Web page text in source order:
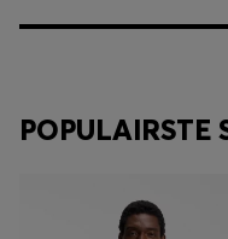
POPULAIRSTE